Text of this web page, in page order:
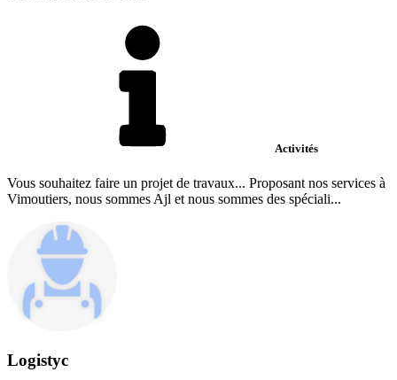
Activités
Vous souhaitez faire un projet de travaux... Proposant nos services à
Vimoutiers, nous sommes Ajl et nous sommes des spéciali...
Logistyc